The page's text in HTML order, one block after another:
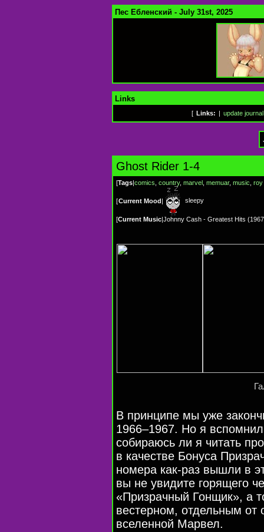
Пес Ебленский - July 31st, 2025
Links
[ Links: update journal
Ghost Rider 1-4
[Tags|comics country, marvel memuar, music roy
[Current Mood| sleepy
[Current Music|Johnny Cash - Greatest Hits
В принципе мы уже
1966–1967. Но я
собираюсь ли я читать
в качестве Бонуса
номера как-раз вышли в
вы не увидите горящего
«Призрачный Гонщик», а
вестерном, отдельным от
вселенной Марвел.